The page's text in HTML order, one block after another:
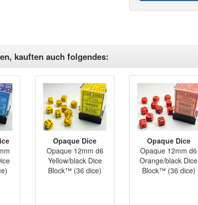
kauften auch folgendes:
Opaque Dice
Opaque 12mm d6
Yellow/black Dice
Block™ (36 dice)
Opaque Dice
Opaque 12mm d6
Orange/black Dice
Block™ (36 dice)